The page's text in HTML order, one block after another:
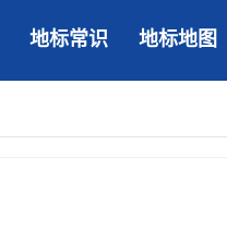
地标常识 地标地图